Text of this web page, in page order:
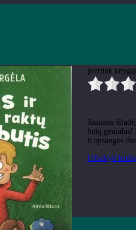
iliustravo
Įvertink knygą!
Jaunasis
būtų genialus!
ir apsaugos
Užsakyti